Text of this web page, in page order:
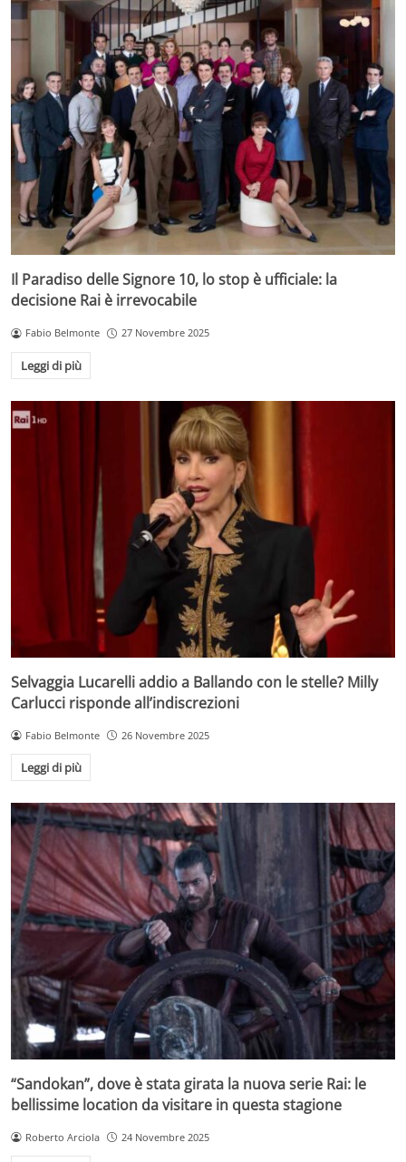
Il Paradiso delle Signore 10, lo stop è ufficiale: la
decisione Rai è irrevocabile
Fabio Belmonte 27 Novembre 2025
Leggi di più
Selvaggia Lucarelli addio a Ballando con le stelle? Milly
Carlucci risponde all’indiscrezioni
Fabio Belmonte 26 Novembre 2025
Leggi di più
“Sandokan”, dove è stata girata la nuova serie Rai: le
bellissime location da visitare in questa stagione
Roberto Arciola 24 Novembre 2025